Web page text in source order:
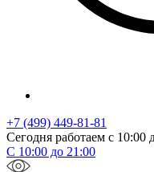
+7 (499) 449-81-81
Сегодня работаем с 10:00
С 10:00 до 21:00